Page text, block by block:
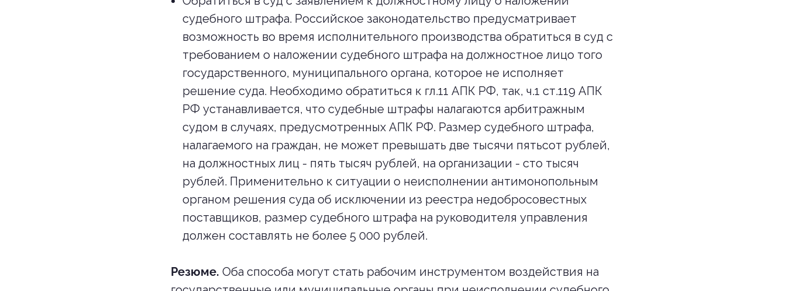
судебного штрафа. Российское законодательство предусматривает
возможность во время исполнительного производства обратиться в суд с
требованием о наложении судебного штрафа на должностное лицо того
государственного, муниципального органа, которое не исполняет
решение суда. Необходимо обратиться к гл.11 АПК РФ, так, ч.1 ст.119 АПК
РФ устанавливается, что судебные штрафы налагаются арбитражным
судом в случаях, предусмотренных АПК РФ. Размер судебного штрафа,
налагаемого на граждан, не может превышать две тысячи пятьсот рублей,
на должностных лиц - пять тысяч рублей, на организации - сто тысяч
рублей. Применительно к ситуации о неисполнении антимонопольным
органом решения суда об исключении из реестра недобросовестных
поставщиков, размер судебного штрафа на руководителя управления
должен составлять не более 5 000 рублей.
Резюме. Оба способа могут стать рабочим инструментом воздействия на